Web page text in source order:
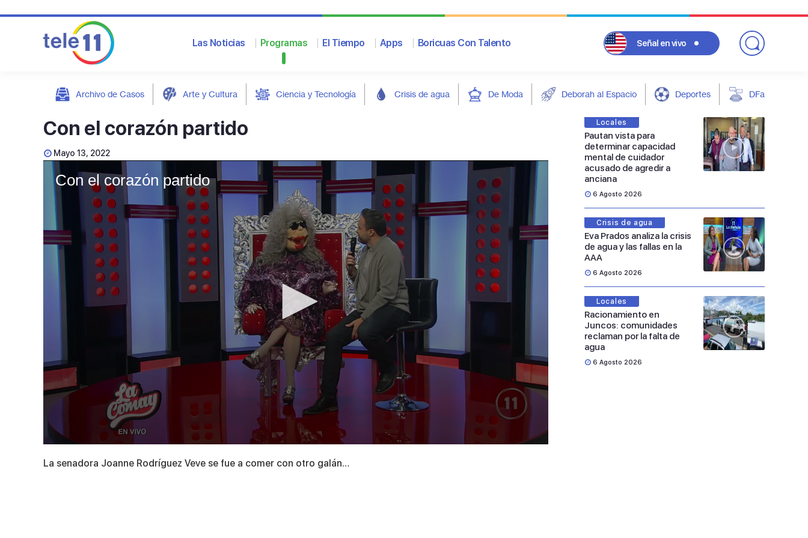
Las Noticias Programas El Tiempo Apps Boricuas Con Talento Señal en vivo
Archivo de Casos Arte y Cultura Ciencia y Tecnología Crisis de agua De Moda Deborah al Espacio Deportes DFarándula
Con el corazón partido
Mayo 13, 2022
Con el corazón partido
seconds
of
La senadora Joanne Rodríguez Veve se fue a comer con otro galán…
Locales
Pautan vista para
determinar capacidad
mental de cuidador
acusado de agredir a
anciana
6 Agosto 2026
Crisis de agua
Eva Prados analiza la crisis
de agua y las fallas en la
AAA
6 Agosto 2026
Locales
Racionamiento en
Juncos: comunidades
reclaman por la falta de
agua
6 Agosto 2026